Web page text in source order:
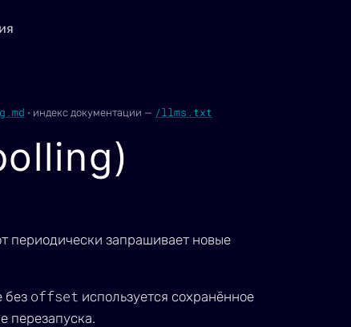
· индекс документации — /llms.txt
периодически запрашивает новые
без offset используется сохранённое
перезапуска.